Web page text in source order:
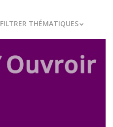
FILTRER THÉMATIQUES